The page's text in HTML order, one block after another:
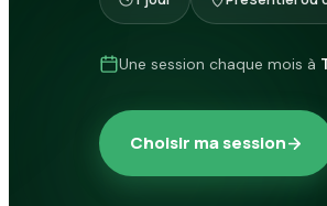
Une session chaque mois à
Choisir ma session